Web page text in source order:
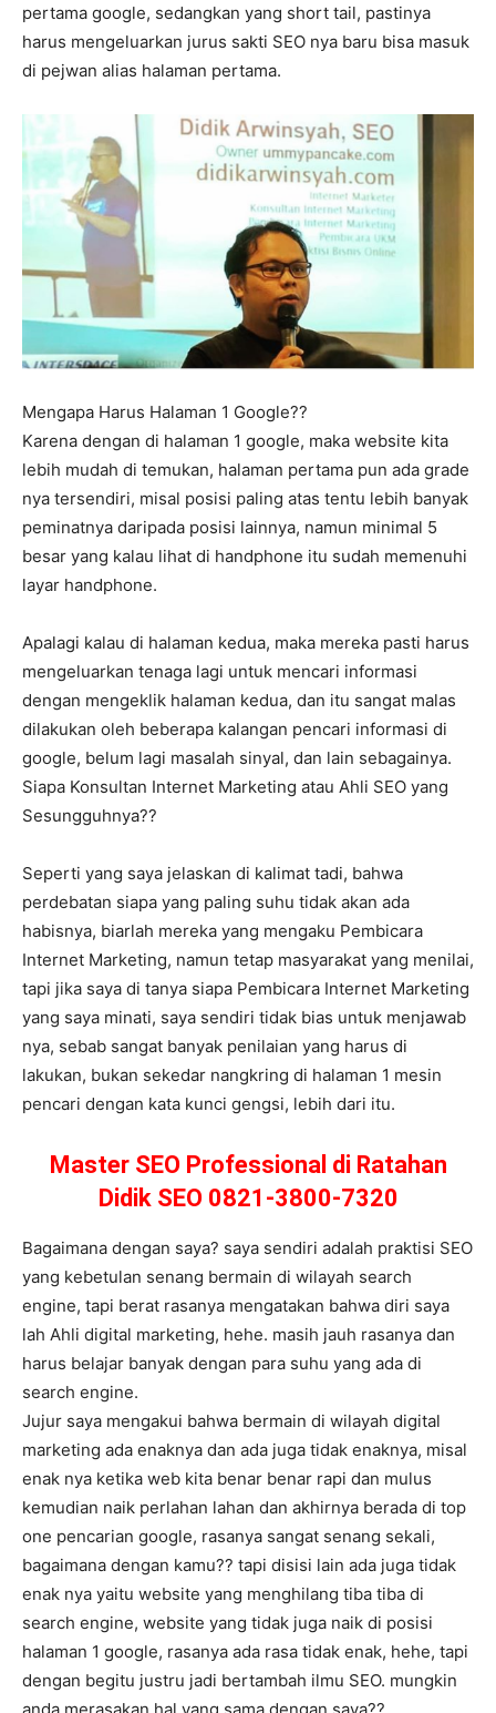
pertama google, sedangkan yang short tail, pastinya
harus mengeluarkan jurus sakti SEO nya baru bisa masuk
di pejwan alias halaman pertama.
Mengapa Harus Halaman 1 Google??
Karena dengan di halaman 1 google, maka website kita
lebih mudah di temukan, halaman pertama pun ada grade
nya tersendiri, misal posisi paling atas tentu lebih banyak
peminatnya daripada posisi lainnya, namun minimal 5
besar yang kalau lihat di handphone itu sudah memenuhi
layar handphone.
Apalagi kalau di halaman kedua, maka mereka pasti harus
mengeluarkan tenaga lagi untuk mencari informasi
dengan mengeklik halaman kedua, dan itu sangat malas
dilakukan oleh beberapa kalangan pencari informasi di
google, belum lagi masalah sinyal, dan lain sebagainya.
Siapa Konsultan Internet Marketing atau Ahli SEO yang
Sesungguhnya??
Seperti yang saya jelaskan di kalimat tadi, bahwa
perdebatan siapa yang paling suhu tidak akan ada
habisnya, biarlah mereka yang mengaku Pembicara
Internet Marketing, namun tetap masyarakat yang menilai,
tapi jika saya di tanya siapa Pembicara Internet Marketing
yang saya minati, saya sendiri tidak bias untuk menjawab
nya, sebab sangat banyak penilaian yang harus di
lakukan, bukan sekedar nangkring di halaman 1 mesin
pencari dengan kata kunci gengsi, lebih dari itu.
Master SEO Professional di Ratahan
Didik SEO 0821-3800-7320
Bagaimana dengan saya? saya sendiri adalah praktisi SEO
yang kebetulan senang bermain di wilayah search
engine, tapi berat rasanya mengatakan bahwa diri saya
lah Ahli digital marketing, hehe. masih jauh rasanya dan
harus belajar banyak dengan para suhu yang ada di
search engine.
Jujur saya mengakui bahwa bermain di wilayah digital
marketing ada enaknya dan ada juga tidak enaknya, misal
enak nya ketika web kita benar benar rapi dan mulus
kemudian naik perlahan lahan dan akhirnya berada di top
one pencarian google, rasanya sangat senang sekali,
bagaimana dengan kamu?? tapi disisi lain ada juga tidak
enak nya yaitu website yang menghilang tiba tiba di
search engine, website yang tidak juga naik di posisi
halaman 1 google, rasanya ada rasa tidak enak, hehe, tapi
dengan begitu justru jadi bertambah ilmu SEO. mungkin